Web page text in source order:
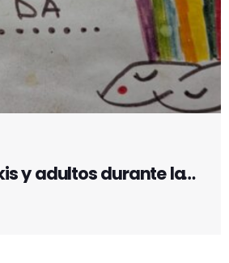
y adultos durante la